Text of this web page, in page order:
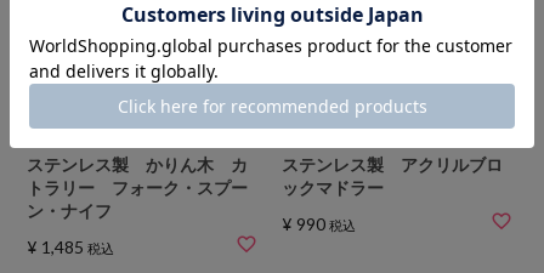
ステンレス製 かりん木 カ
トラリー フォーク・スプー
ン・ナイフ
¥ 1,485 税込
ステンレス製 アクリルブロ
ックマドラー
¥ 990 税込